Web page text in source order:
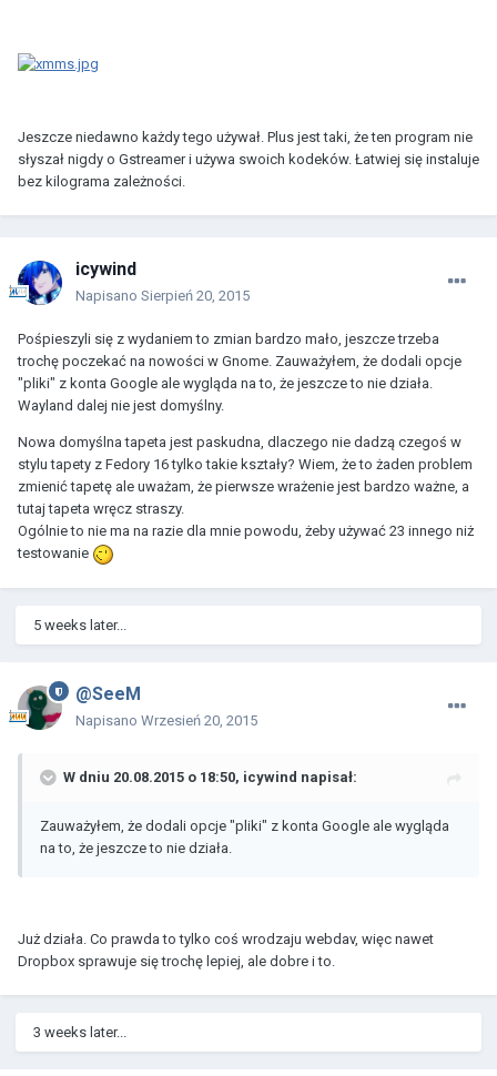
Jeszcze niedawno każdy tego używał. Plus jest taki, że ten program nie
słyszał nigdy o Gstreamer i używa swoich kodeków. Łatwiej się instaluje
bez kilograma zależności.
icywind
Napisano Sierpień 20, 2015
Pośpieszyli się z wydaniem to zmian bardzo mało, jeszcze trzeba
trochę poczekać na nowości w Gnome. Zauważyłem, że dodali opcje
"pliki" z konta Google ale wygląda na to, że jeszcze to nie działa.
Wayland dalej nie jest domyślny.
Nowa domyślna tapeta jest paskudna, dlaczego nie dadzą czegoś w
stylu tapety z Fedory 16 tylko takie kształy? Wiem, że to żaden problem
zmienić tapetę ale uważam, że pierwsze wrażenie jest bardzo ważne, a
tutaj tapeta wręcz straszy.
Ogólnie to nie ma na razie dla mnie powodu, żeby używać 23 innego niż
testowanie
5 weeks later...
@SeeM
Napisano Wrzesień 20, 2015
W dniu 20.08.2015 o 18:50, icywind napisał:
Zauważyłem, że dodali opcje "pliki" z konta Google ale wygląda
na to, że jeszcze to nie działa.
Już działa. Co prawda to tylko coś wrodzaju webdav, więc nawet
Dropbox sprawuje się trochę lepiej, ale dobre i to.
3 weeks later...